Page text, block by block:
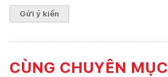
CÙNG CHUYÊN MỤC